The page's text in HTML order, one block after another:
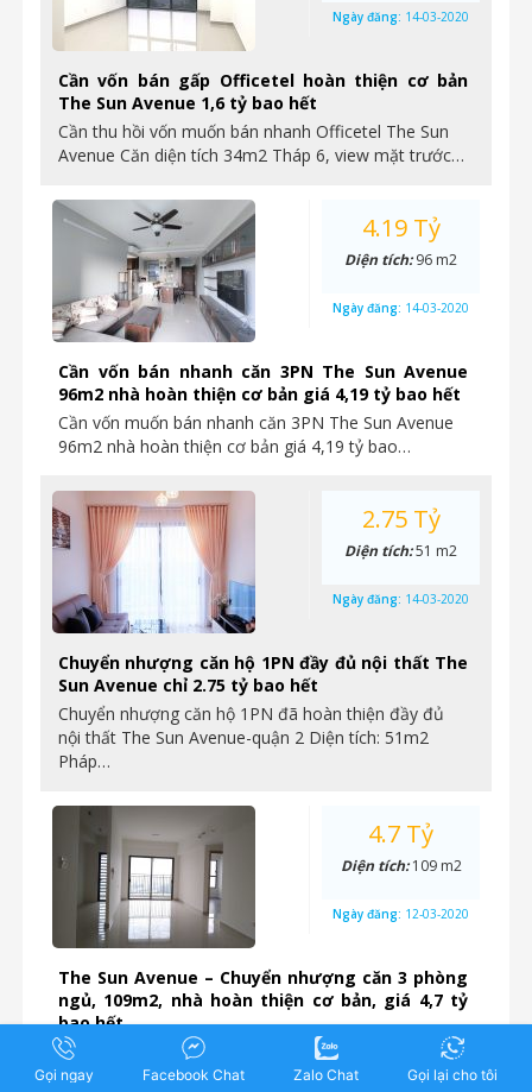
Cần vốn bán gấp Officetel hoàn thiện cơ bản
The Sun Avenue 1,6 tỷ bao hết
Cần thu hồi vốn muốn bán nhanh Officetel The Sun
Avenue Căn diện tích 34m2 Tháp 6, view mặt trước…
Ngày đăng: 14-03-2020
Cần vốn bán nhanh căn 3PN The Sun Avenue
96m2 nhà hoàn thiện cơ bản giá 4,19 tỷ bao hết
Cần vốn muốn bán nhanh căn 3PN The Sun Avenue
96m2 nhà hoàn thiện cơ bản giá 4,19 tỷ bao…
4.19 Tỷ
Diện tích:96 m2
Ngày đăng: 14-03-2020
Chuyển nhượng căn hộ 1PN đầy đủ nội thất The
Sun Avenue chỉ 2.75 tỷ bao hết
Chuyển nhượng căn hộ 1PN đã hoàn thiện đầy đủ
nội thất The Sun Avenue-quận 2 Diện tích: 51m2
Pháp…
2.75 Tỷ
Diện tích:51 m2
Ngày đăng: 14-03-2020
The Sun Avenue – Chuyển nhượng căn 3 phòng
ngủ, 109m2, nhà hoàn thiện cơ bản, giá 4,7 tỷ
bao hết
Chuyển nhượng căn 3 phòng ngủ, diện tích lớn nhất
dự án, The Sun Avenue số 28 Mai Chí Thọ,…
4.7 Tỷ
Diện tích:109 m2
Ngày đăng: 12-03-2020
Gọi ngay Facebook Chat Zalo Chat Gọi lại cho tôi